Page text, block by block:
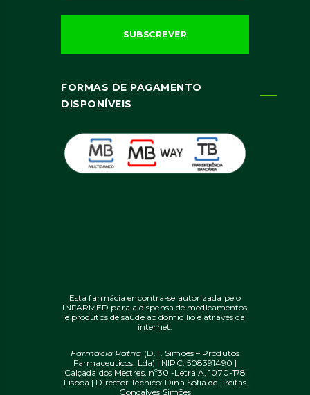
FORMAS DE PAGAMENTO
DISPONÍVEIS
Esta farmácia encontra-se autorizada pelo
INFARMED para a dispensa de medicamentos
e produtos de saúde ao domicílio e através da
internet.
Farmácia Patria (D.T. Simões – Produtos
Farmaceuticos, Lda) | NIPC: 508391490 |
Calçada dos Mestres, nº30 -Letra A, 1070-178
Lisboa | Director Técnico: Dina Sofia de Freitas
Gonçalves Simões